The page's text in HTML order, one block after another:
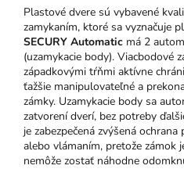
Plastové dvere sú vybavené
zamykaním, ktoré sa vyznačuje
SECURY Automatic má 2
(uzamykacie body). Viacbodové
západkovými tŕňmi aktívne
ťažšie manipulovateľné a
zámky. Uzamykacie body sa
zatvorení dverí, bez potreby
je zabezpečená zvýšená
alebo vlámaním, pretože zámok
nemôže zostať náhodne